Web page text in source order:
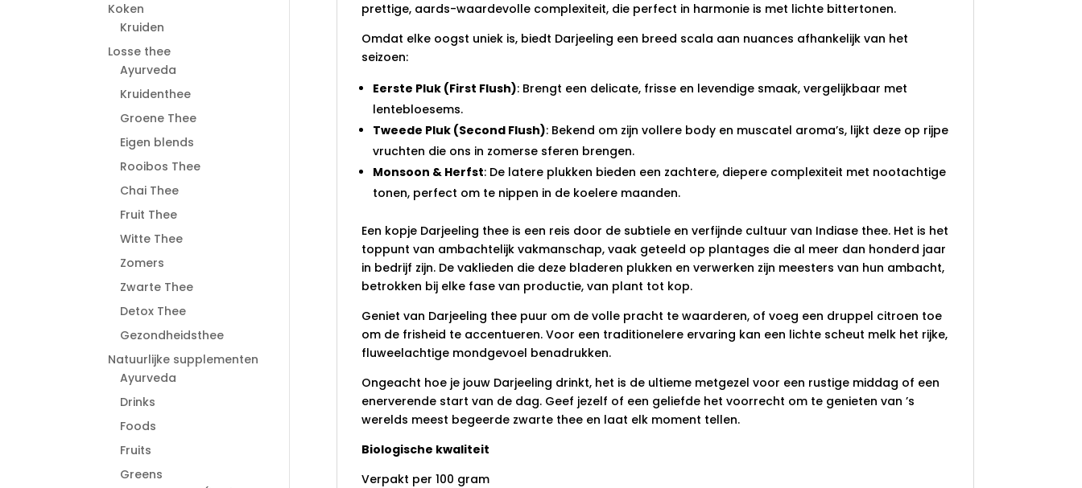
prettige, aards-waardevolle complexiteit, die perfect in harmonie is met lichte bittertonen.
Omdat elke oogst uniek is, biedt Darjeeling een breed scala aan nuances afhankelijk van het
seizoen:
Eerste Pluk (First Flush): Brengt een delicate, frisse en levendige smaak, vergelijkbaar met
lentebloesems.
Tweede Pluk (Second Flush): Bekend om zijn vollere body en muscatel aroma’s, lijkt deze op rijpe
vruchten die ons in zomerse sferen brengen.
Monsoon & Herfst: De latere plukken bieden een zachtere, diepere complexiteit met nootachtige
tonen, perfect om te nippen in de koelere maanden.
Een kopje Darjeeling thee is een reis door de subtiele en verfijnde cultuur van Indiase thee. Het is het
toppunt van ambachtelijk vakmanschap, vaak geteeld op plantages die al meer dan honderd jaar
in bedrijf zijn. De vaklieden die deze bladeren plukken en verwerken zijn meesters van hun ambacht,
betrokken bij elke fase van productie, van plant tot kop.
Geniet van Darjeeling thee puur om de volle pracht te waarderen, of voeg een druppel citroen toe
om de frisheid te accentueren. Voor een traditionelere ervaring kan een lichte scheut melk het rijke,
fluweelachtige mondgevoel benadrukken.
Ongeacht hoe je jouw Darjeeling drinkt, het is de ultieme metgezel voor een rustige middag of een
enerverende start van de dag. Geef jezelf of een geliefde het voorrecht om te genieten van ’s
werelds meest begeerde zwarte thee en laat elk moment tellen.
Biologische kwaliteit
Verpakt per 100 gram
Koken
Kruiden
Losse thee
Ayurveda
Kruidenthee
Groene Thee
Eigen blends
Rooibos Thee
Chai Thee
Fruit Thee
Witte Thee
Zomers
Zwarte Thee
Detox Thee
Gezondheidsthee
Natuurlijke supplementen
Ayurveda
Drinks
Foods
Fruits
Greens